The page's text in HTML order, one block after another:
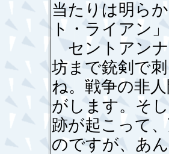
当たりは明ら
ト・ライアン
セントアンナ
坊まで銃剣で
ね。戦争の非
がします。そ
跡が起こって
のですが、あ